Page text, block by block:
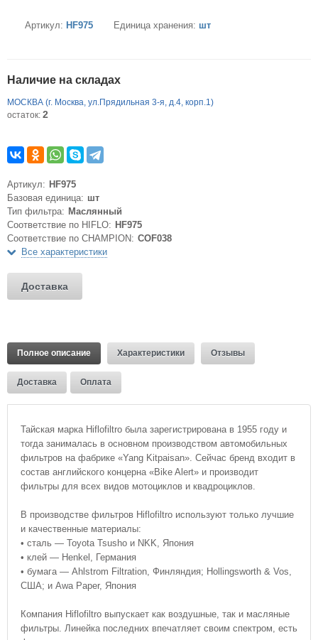
Артикул: HF975 Единица хранения: шт
Наличие на складах
МОСКВА (г. Москва, ул.Прядильная 3-я, д.4, корп.1)
остаток: 2
Артикул: HF975
Базовая единица: шт
Тип фильтра: Маслянный
Соответствие по HIFLO: HF975
Соответствие по CHAMPION: COF038
Все характеристики
Доставка
Полное описание Характеристики Отзывы
Доставка Оплата
Тайская марка Hiflofiltro была зарегистрирована в 1955 году и
тогда занималась в основном производством автомобильных
фильтров на фабрике «Yang Kitpaisan». Сейчас бренд входит в
состав английского концерна «Bike Alert» и производит
фильтры для всех видов мотоциклов и квадроциклов.
В производстве фильтров Hiflofiltro используют только лучшие
и качественные материалы:
• сталь — Toyota Tsusho и NKK, Япония
• клей — Henkel, Германия
• бумага — Ahlstrom Filtration, Финляндия; Hollingsworth & Vos,
США; и Awa Paper, Япония
Компания Hiflofiltro выпускает как воздушные, так и масляные
фильтры. Линейка последних впечатляет своим спектром, есть